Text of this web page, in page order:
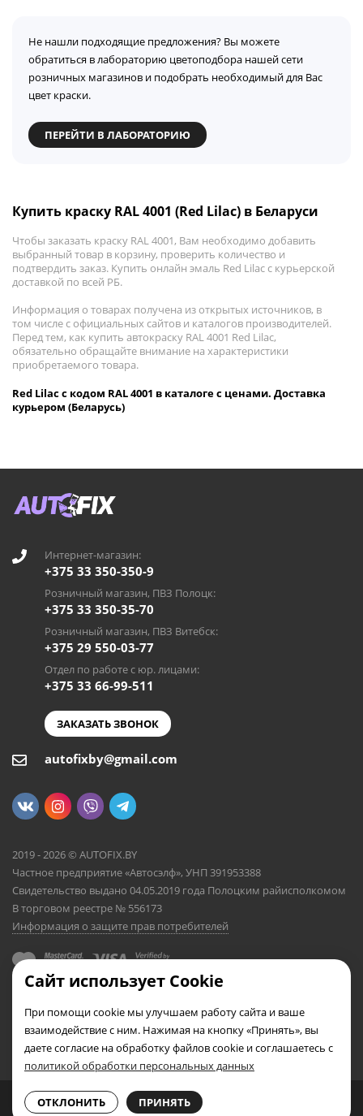
0
Не нашли подходящие предложения? Вы можете
обратиться в лабораторию цветоподбора нашей сети
розничных магазинов и подобрать необходимый для Вас
цвет краски.
ПЕРЕЙТИ В ЛАБОРАТОРИЮ
Купить краску RAL 4001 (Red Lilac) в Беларуси
Чтобы заказать краску RAL 4001, Вам необходимо добавить
выбранный товар в корзину, проверить количество и
подтвердить заказ. Купить онлайн эмаль Red Lilac с курьерской
доставкой по всей РБ.
Информация о товарах получена из открытых источников, в
том числе с официальных сайтов и каталогов производителей.
Перед тем, как купить автокраску RAL 4001 Red Lilac,
обязательно обращайте внимание на характеристики
приобретаемого товара.
Red Lilac с кодом RAL 4001 в каталоге с ценами. Доставка
курьером (Беларусь)
Интернет-магазин:
+375 33 350-350-9
Розничный магазин, ПВЗ Полоцк:
+375 33 350-35-70
Розничный магазин, ПВЗ Витебск:
+375 29 550-03-77
Отдел по работе с юр. лицами:
+375 33 66-99-511
ЗАКАЗАТЬ ЗВОНОК
autofixby@gmail.com
2019 - 2026 © AUTOFIX.BY
Частное предприятие «Автосэлф», УНП 391953388
Свидетельство выдано 04.05.2019 года Полоцким райисполкомом
В торговом реестре № 556173
Информация о защите прав потребителей
Сайт использует Cookie
При помощи cookie мы улучшаем работу сайта и ваше
взаимодействие с ним. Нажимая на кнопку «Принять», вы
даете согласие на обработку файлов cookie и соглашаетесь с
политикой обработки персональных данных
ОТКЛОНИТЬ ПРИНЯТЬ